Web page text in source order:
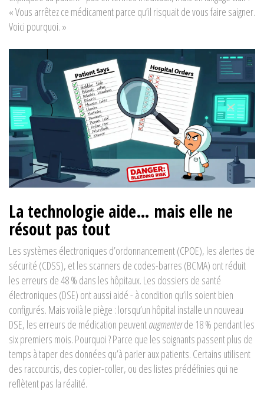
« Vous arrêtez ce médicament parce qu’il risquait de vous faire saigner.
Voici pourquoi. »
La technologie aide… mais elle ne
résout pas tout
Les systèmes électroniques d’ordonnancement (CPOE), les alertes de
sécurité (CDSS), et les scanners de codes-barres (BCMA) ont réduit
les erreurs de 48 % dans les hôpitaux. Les dossiers de santé
électroniques (DSE) ont aussi aidé - à condition qu’ils soient bien
configurés. Mais voilà le piège : lorsqu’un hôpital installe un nouveau
DSE, les erreurs de médication peuventaugmenterde 18 % pendant les
six premiers mois. Pourquoi ? Parce que les soignants passent plus de
temps à taper des données qu’à parler aux patients. Certains utilisent
des raccourcis, des copier-coller, ou des listes prédéfinies qui ne
reflètent pas la réalité.